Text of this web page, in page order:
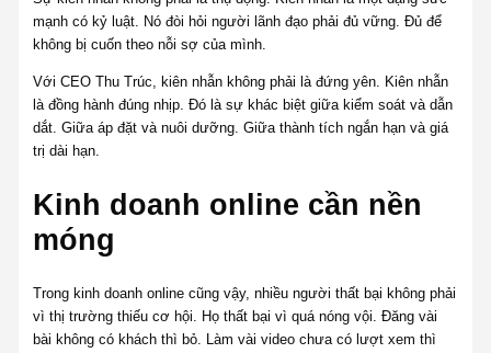
mạnh có kỷ luật. Nó đòi hỏi người lãnh đạo phải đủ vững. Đủ để
không bị cuốn theo nỗi sợ của mình.
Với CEO Thu Trúc, kiên nhẫn không phải là đứng yên. Kiên nhẫn
là đồng hành đúng nhịp. Đó là sự khác biệt giữa kiểm soát và dẫn
dắt. Giữa áp đặt và nuôi dưỡng. Giữa thành tích ngắn hạn và giá
trị dài hạn.
Kinh doanh online cần nền
móng
Trong kinh doanh online cũng vậy, nhiều người thất bại không phải
vì thị trường thiếu cơ hội. Họ thất bại vì quá nóng vội. Đăng vài
bài không có khách thì bỏ. Làm vài video chưa có lượt xem thì